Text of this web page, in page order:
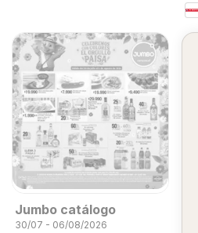
Jumbo catálogo
30/07 - 06/08/2026